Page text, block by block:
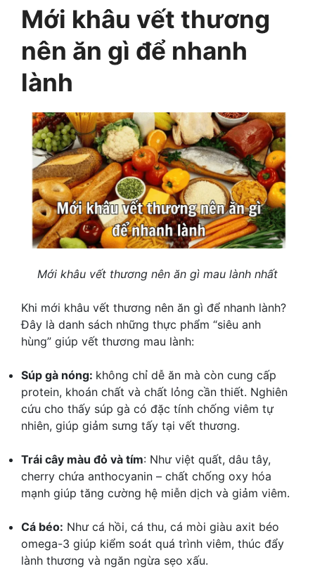
Mới khâu vết thương
nên ăn gì để nhanh
lành
Mới khâu vết thương nên ăn gì mau lành nhất
Khi mới khâu vết thương nên ăn gì để nhanh lành?
Đây là danh sách những thực phẩm “siêu anh
hùng” giúp vết thương mau lành:
Súp gà nóng: không chỉ dễ ăn mà còn cung cấp
protein, khoán chất và chất lỏng cần thiết. Nghiên
cứu cho thấy súp gà có đặc tính chống viêm tự
nhiên, giúp giảm sưng tấy tại vết thương.
Trái cây màu đỏ và tím: Như việt quất, dâu tây,
cherry chứa anthocyanin – chất chống oxy hóa
mạnh giúp tăng cường hệ miễn dịch và giảm viêm.
Cá béo: Như cá hồi, cá thu, cá mòi giàu axit béo
omega-3 giúp kiểm soát quá trình viêm, thúc đẩy
lành thương và ngăn ngừa sẹo xấu.